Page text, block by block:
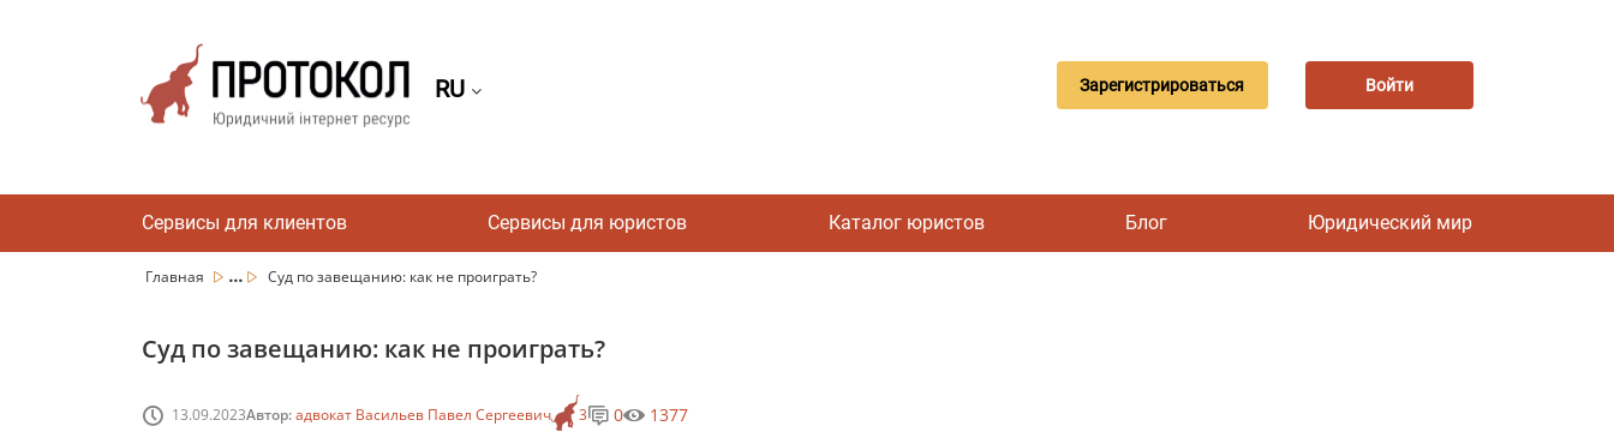
RU Зарегистрироваться Войти
Сервисы для клиентов Сервисы для юристов Каталог юристов Блог Юридический мир
Главная ... Суд по завещанию: как не проиграть?
Суд по завещанию: как не проиграть?
13.09.2023Автор:адвокат Васильев Павел Сергеевич 3 0 1377